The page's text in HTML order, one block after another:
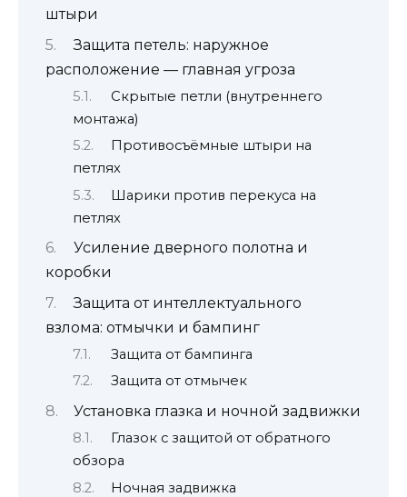
штыри
Защита петель: наружное
расположение — главная угроза
Скрытые петли (внутреннего
монтажа)
Противосъёмные штыри на
петлях
Шарики против перекуса на
петлях
Усиление дверного полотна и
коробки
Защита от интеллектуального
взлома: отмычки и бампинг
Защита от бампинга
Защита от отмычек
Установка глазка и ночной задвижки
Глазок с защитой от обратного
обзора
Ночная задвижка